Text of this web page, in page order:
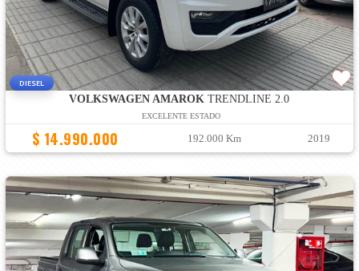
DIESEL
VOLKSWAGEN AMAROK TRENDLINE 2.0
EXCELENTE ESTADO
$ 14.990.000 192.000 Km 2019